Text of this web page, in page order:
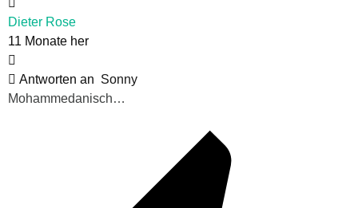
Dieter Rose
11 Monate her
Antworten an Sonny
Mohammedanisch…